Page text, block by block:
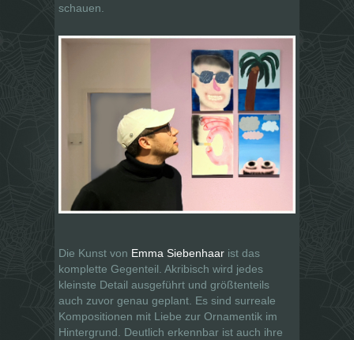
schauen.
Die Kunst von Emma Siebenhaar ist das
komplette Gegenteil. Akribisch wird jedes
kleinste Detail ausgeführt und größtenteils
auch zuvor genau geplant. Es sind surreale
Kompositionen mit Liebe zur Ornamentik im
Hintergrund. Deutlich erkennbar ist auch ihre